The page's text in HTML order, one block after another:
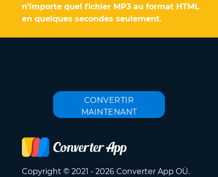
n'importe quel fichier MP3 au format HTML
en quelques secondes seulement.
CONVERTIR
MAINTENANT
Copyright © 2021 - 2026 Converter App OÜ.